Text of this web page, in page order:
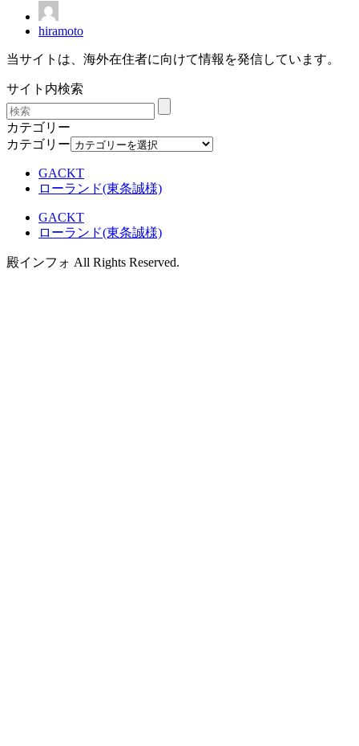
hiramoto
当サイトは、海外在住者に向けて情報を発信しています。
サイト内検索
カテゴリー
カテゴリー
GACKT
ローランド(東条誠様)
GACKT
ローランド(東条誠様)
殿インフォ All Rights Reserved.